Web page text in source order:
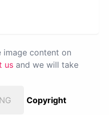
content on
us and we will take
Copyright